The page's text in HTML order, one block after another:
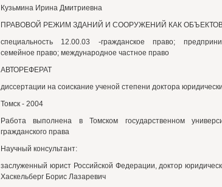
Кузьмина Ирина Дмитриевна
ПРАВОВОЙ РЕЖИМ ЗДАНИЙ И СООРУЖЕНИЙ КАК
специальность 12.00.03 -гражданское право;
семейное право; международное частное право
АВТОРЕФЕРАТ
диссертации на соискание ученой степени доктора
Томск - 2004
Работа выполнена в Томском государственном
гражданского права
Научный консультант:
заслуженный юрист Российской Федерации, доктор
Хаскельберг Борис Лазаревич